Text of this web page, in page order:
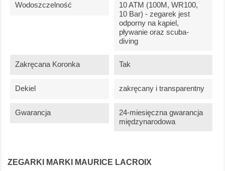
Wodoszczelność
10 ATM (100M, WR100,
10 Bar) - zegarek jest
odporny na kąpiel,
pływanie oraz scuba-
diving
Zakręcana Koronka Tak
Dekiel zakręcany i transparentny
Gwarancja
24-miesięczna gwarancja
międzynarodowa
ZEGARKI MARKI MAURICE LACROIX